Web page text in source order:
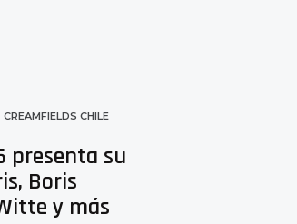
,CREAMFIELDS CHILE
presenta su
Boris
y más